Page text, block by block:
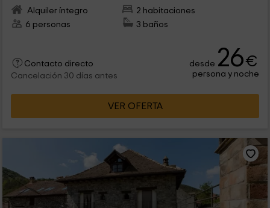
Alquiler íntegro
2 habitaciones
6 personas
3 baños
Contacto directo
Cancelación 30 días antes
desde 26€
persona y noche
VER OFERTA